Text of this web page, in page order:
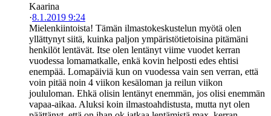
Kaarina
·8.1.2019 9:24
Mielenkiintoista! Tämän ilmastokeskustelun myötä olen
yllättynyt siitä, kuinka paljon ympäristötietoisina pitämäni
henkilöt lentävät. Itse olen lentänyt viime vuodet kerran
vuodessa lomamatkalle, enkä kovin helposti edes ehtisi
enempää. Lomapäiviä kun on vuodessa vain sen verran, että
voin pitää noin 4 viikon kesäloman ja reilun viikon
joululoman. Ehkä olisin lentänyt enemmän, jos olisi enemmän
vapaa-aikaa. Aluksi koin ilmastoahdistusta, mutta nyt olen